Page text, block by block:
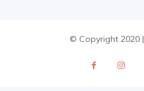
© Copyright 2020 |